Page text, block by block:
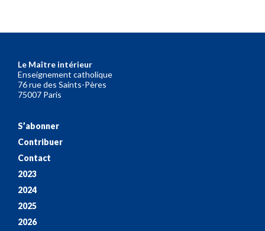
Le Maître intérieur
Enseignement catholique
76 rue des Saints-Pères
75007 Paris
S’abonner
Contribuer
Contact
2023
2024
2025
2026